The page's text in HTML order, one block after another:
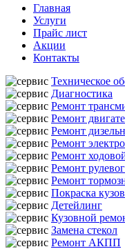
Главная
Услуги
Прайс лист
Акции
Контакты
Техническое
Диагностика
Ремонт
Ремонт
Ремонт
Ремонт
Ремонт
Ремонт
Ремонт
Покраска
Детейлинг
Кузовной
Замена стекол
Ремонт АКПП